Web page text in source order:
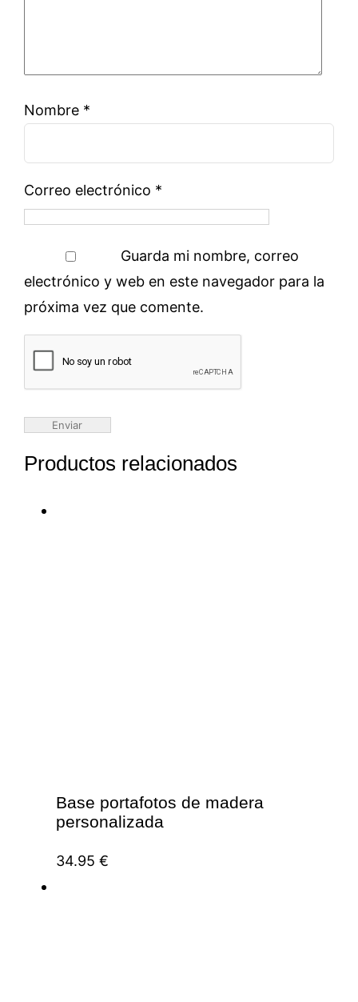
Nombre *
Correo electrónico *
Guarda mi nombre, correo
electrónico y web en este navegador para la
próxima vez que comente.
Productos relacionados
Base portafotos de madera
personalizada
34.95 €